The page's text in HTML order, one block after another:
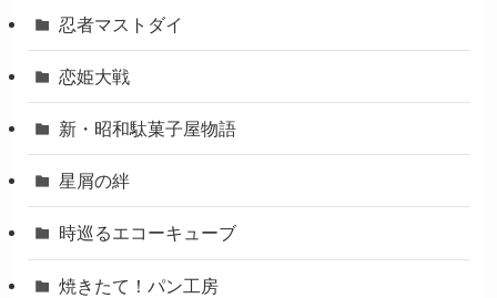
忍者マストダイ
恋姫大戦
新・昭和駄菓子屋物語
星屑の絆
時巡るエコーキューブ
焼きたて！パン工房